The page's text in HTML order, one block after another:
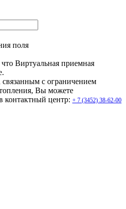
поля
Виртуальная приемная
с ограничением
Вы можете
контактный центр: + 7 (3452) 38-62-00